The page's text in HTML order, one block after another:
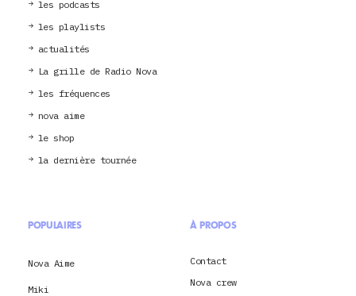
les podcasts
les playlists
actualités
La grille de Radio Nova
les fréquences
nova aime
le shop
la dernière tournée
POPULAIRES
Nova Aime
Miki
À PROPOS
Contact
Nova crew